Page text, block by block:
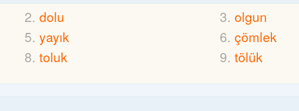
dolu
olgun
yayık
çömlek
toluk tölük